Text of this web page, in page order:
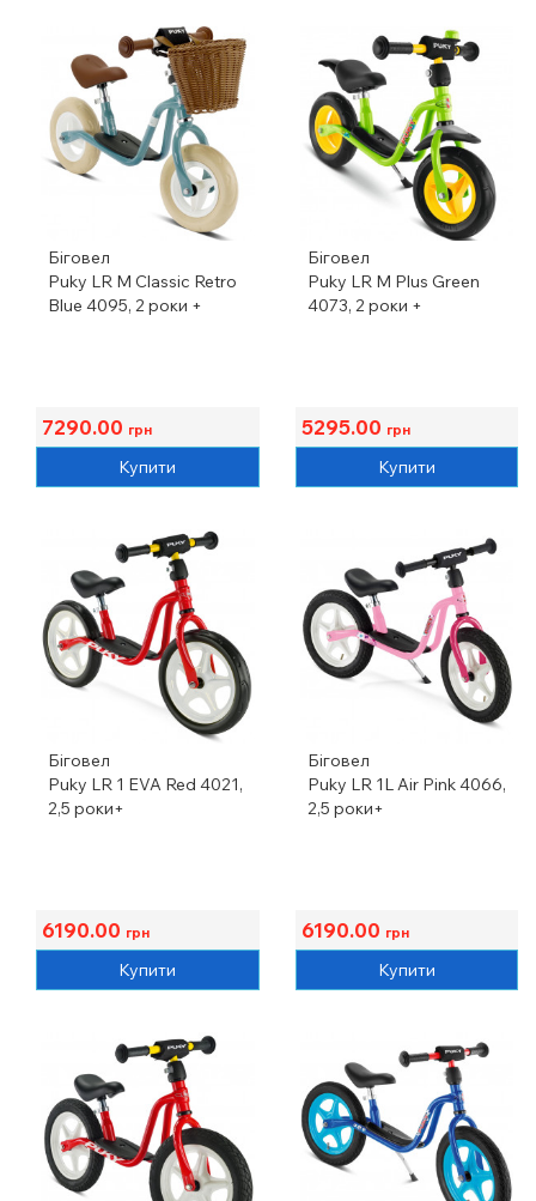
Біговел
Puky LR M Classic Retro
Blue 4095, 2 роки +
7290.00 грн
Купити
Біговел
Puky LR M Plus Green
4073, 2 роки +
5295.00 грн
Купити
Біговел
Puky LR 1 EVA Red 4021,
2,5 роки+
6190.00 грн
Купити
Біговел
Puky LR 1L Air Pink 4066,
2,5 роки+
6190.00 грн
Купити